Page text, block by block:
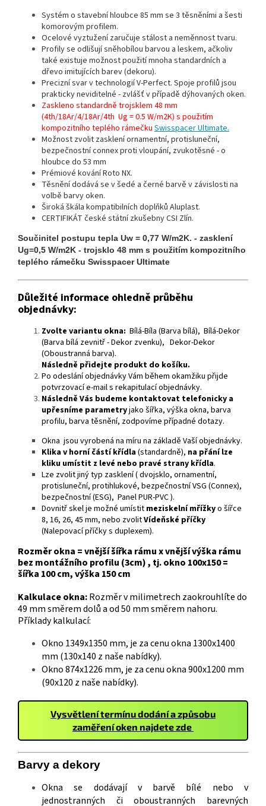
Systém o stavební hloubce 85 mm se 3 těsněními a šesti
komorovým profilem.
Ocelové vyztužení zaručuje stálost a neměnnost tvaru.
Profily se odlišují sněhobílou barvou a leskem, ačkoliv
také existuje možnost použití mnoha standardních a
dřevo imitujících barev (dekoru).
Precizní svar v technologií V-Perfect. Spoje profilů jsou
prakticky neviditelné - zvlášť v případě dýhovaných oken.
Zaskleno standardně trojsklem 48 mm
(4th/18Ar/4/18Ar/4th Ug = 0.5 W/m2K) s použitím
kompozitního teplého rámečku Swisspacer Ultimate.
Možnost zvolit zasklení ornamentní, protisluneční,
bezpečnostní connex proti vloupání, zvukotěsné - o
hloubce do 53 mm
Prémiové kování Roto NX.
Těsnění dodává se v šedé a černé barvě v závislosti na
volbě barvy oken.
Široká škála kompatibilních doplňků Aluplast.
CERTIFIKÁT české státní zkušebny CSI Zlín.
Součinitel postupu tepla Uw = 0,77 W/m2K. - zasklení
Ug=0,5 W/m2K - trojsklo 48 mm s použitím kompozitního
teplého rámečku Swisspacer Ultimate
Důležité informace ohledně průběhu
objednávky:
Zvolte variantu okna: Bílá-Bíla (Barva bílá), Bílá-Dekor
(Barva bílá zevnitř - Dekor zvenku), Dekor-Dekor
(Oboustranná barva).
Následně přidejte produkt do košíku.
Po odeslání objednávky Vám během okamžiku přijde
potvrzovací e-mail s rekapitulací objednávky.
Následně Vás budeme kontaktovat telefonicky a
upřesníme parametryjako šířka, výška okna, barva
profilu, barva těsnění, zodpovíme případné dotazy.
Okna jsou vyrobená na míru na základě Vaší objednávky.
Klika v horní částí křídla(standardně), na přání lze
kliku umístit z levé nebo pravé strany křídla.
Lze zvolit jiný typ zasklení ( dvojsklo, ornamentní,
protisluneční, protihlukové, bezpečnostní VSG (Connex),
bezpečnostní (ESG), Panel PUR-PVC ).
Dovnitř skel je možné umístit meziskelní mřížkyo šířce
8, 16, 26, 45 mm, nebo zvolitVídeňské příčky
(Nalepovací příčky s duplexem).
Rozměr okna = vnější šířka rámu x vnější výška rámu
bez montážního profilu (3cm) , tj. okno 100x150 =
šířka 100 cm, výška 150 cm
Kalkulace okna:Rozměr v milimetrech zaokrouhlíte do
49 mm směrem dolů a od 50 mm směrem nahoru.
Příklady kalkulací:
Okno 1349x1350 mm, je za cenu okna 1300x1400
mm (130x140 z naše nabídky).
Okno 874x1226 mm, je za cenu okna 900x1200 mm
(90x120 z naše nabídky).
Vysvětlení termínu dodání a způsobu
zaměření oken najdete zde
Barvy a dekory
Okna se dodávají v barvě bílé nebo v
jednostranných či oboustranných barevných